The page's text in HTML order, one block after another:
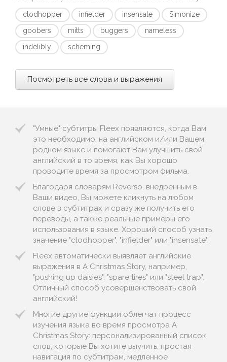
clodhopper infielder insensate
Simonize
goobers
mitts buggers
nameless
indelibly
scheming
Посмотреть все слова и выражения
"Умные" субтитры Fleex появляются, когда Вам
это необходимо, на английском и/или Вашем
родном языке и помогают Вам улучшить свой
английский в то время, как Вы хорошо
проводите время за просмотром фильма.
Благодаря словарям Reverso, внедренным в
Ваши видео, Вы можете кликнуть на любом
слове в субтитрах и сразу же получить его
переводы, а также реальные примеры его
использования в языке. Хороший способ узнать
значение "clodhopper", "infielder" или "insensate".
Fleex автоматически выявляет английские
выражения в A Christmas Story, например,
"pushing up daisies", "spare tires" или "steel trap".
Отличный способ усовершенствовать свой
английский!
Многие другие функции облегчат процесс
изучения языка во время просмотра A
Christmas Story: персонализированный список
слов, которые Вы хотите выучить, простая
навигация по субтитрам, медленное